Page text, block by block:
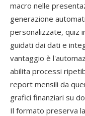
macro nelle
generazione
personalizzate, quiz
guidati dai dati e
vantaggio è
abilita processi
report mensili da
grafici finanziari su
Il formato preserva